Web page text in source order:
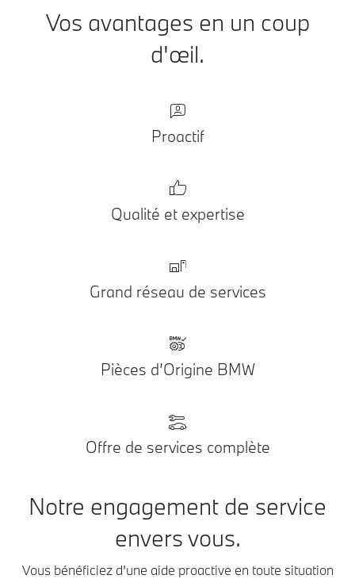
Vos avantages en un coup
d'œil.
Proactif
Qualité et expertise
Grand réseau de services
Pièces d’Origine BMW
Offre de services complète
Notre engagement de service
envers vous.
Vous bénéficiez d’une aide proactive en toute situation